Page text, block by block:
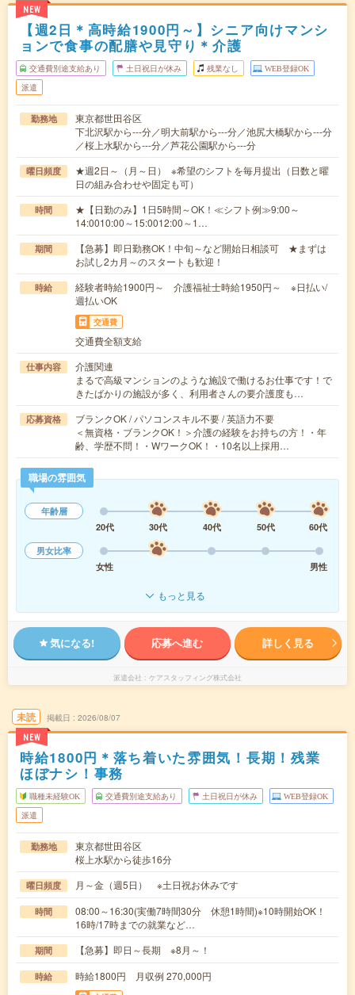
NEW
【週2日＊高時給1900円～】シニア向けマンシ
ョンで食事の配膳や見守り＊介護
交通費別途支給あり 土日祝日が休み 残業なし WEB登録OK
派遣
勤務地
東京都世田谷区
下北沢駅から---分／明大前駅から---分／池尻大橋駅から---分
／桜上水駅から---分／芦花公園駅から---分
曜日頻度
★週2日～（月～日） ※希望のシフトを毎月提出（日数と曜
日の組み合わせや固定も可）
時間
★【日勤のみ】1日5時間～OK！≪シフト例≫9:00～
14:0010:00～15:0012:00～1…
期間
【急募】即日勤務OK！中旬～など開始日相談可 ★まずは
お試し2カ月～のスタートも歓迎！
時給
経験者時給1900円～ 介護福祉士時給1950円～ ※日払い/
週払いOK
交通費
交通費全額支給
仕事内容
介護関連
まるで高級マンションのような施設で働けるお仕事です！で
きたばかりの施設が多く、利用者さんの要介護度も…
応募資格
ブランクOK / パソコンスキル不要 / 英語力不要
＜無資格・ブランクOK！＞介護の経験をお持ちの方！・年
齢、学歴不問！・WワークOK！・10名以上採用…
職場の雰囲気
年齢層
20代
30代 40代 50代
60代
男女比率
女性
男性
もっと見る
気になる! 応募へ進む 詳しく見る
派遣会社 ケアスタッフィング株式会社
未読
NEW
掲載日 2026/08/07
時給1800円＊落ち着いた雰囲気！長期！残業
ほぼナシ！事務
職種未経験OK 交通費別途支給あり 土日祝日が休み WEB登録OK
派遣
勤務地
東京都世田谷区
桜上水駅から徒歩16分
曜日頻度 月～金（週5日） ※土日祝お休みです
時間
08:00～16:30(実働7時間30分 休憩1時間)※10時開始OK！
16時/17時までの就業など…
期間 【急募】即日～長期 ※8月～！
時給 時給1800円 月収例 270,000円